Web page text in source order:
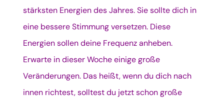
stärksten Energien des Jahres. Sie sollte dich in
eine bessere Stimmung versetzen. Diese
Energien sollen deine Frequenz anheben.
Erwarte in dieser Woche einige große
Veränderungen. Das heißt, wenn du dich nach
innen richtest, solltest du jetzt schon große